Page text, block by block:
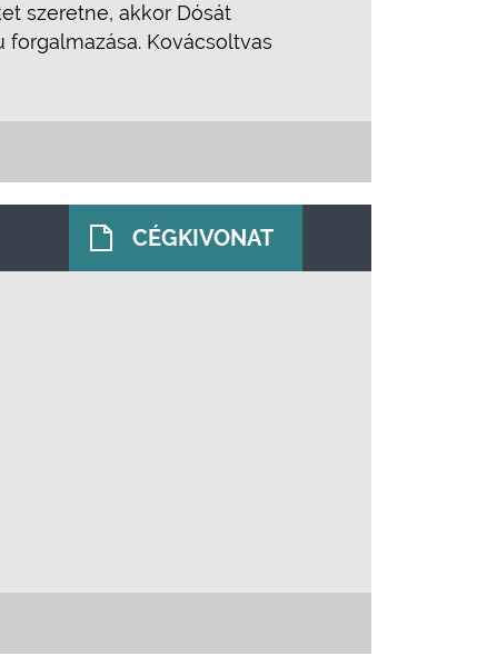
szeretne, akkor Dósát
forgalmazása. Kovácsoltvas
CÉGKIVONAT